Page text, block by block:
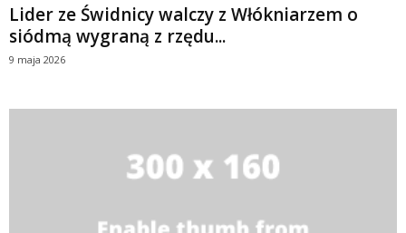
Lider ze Świdnicy walczy z Włókniarzem o
siódmą wygraną z rzędu...
9 maja 2026